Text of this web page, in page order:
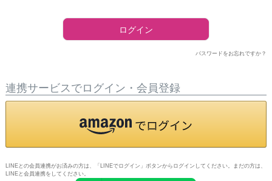
ログイン
パスワードをお忘れですか？
連携サービスでログイン・会員登録
LINEとの会員連携がお済みの方は、「LINEでログイン」ボタンからログインしてください。まだの方は、
LINEと会員連携 をしてください。